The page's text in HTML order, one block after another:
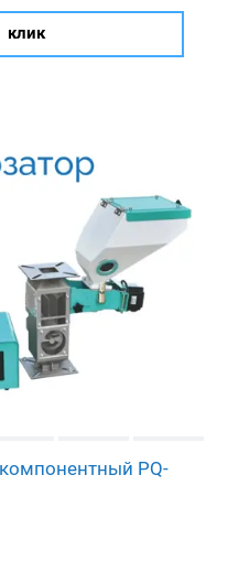
клик
PQ-